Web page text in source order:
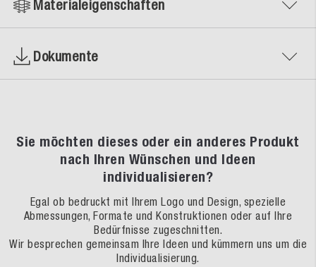
Materialeigenschaften
Dokumente
Sie möchten dieses oder ein anderes Produkt
nach Ihren Wünschen und Ideen
individualisieren?
Egal ob bedruckt mit Ihrem Logo und Design, spezielle
Abmessungen, Formate und Konstruktionen oder auf Ihre
Bedürfnisse zugeschnitten.
Wir besprechen gemeinsam Ihre Ideen und kümmern uns um die
Individualisierung.